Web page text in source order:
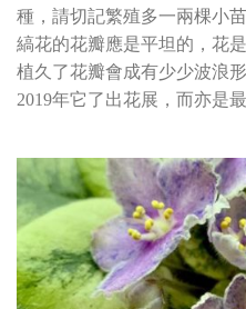
種，請切記繁殖多一兩棵小
縞花的花瓣應是平坦的，花
植久了花瓣會成有少少波浪
2019年它了出花展，而亦是